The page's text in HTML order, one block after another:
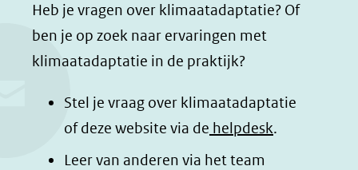
Heb je vragen over klimaatadaptatie? Of
ben je op zoek naar ervaringen met
klimaatadaptatie in de praktijk?
Stel je vraag over klimaatadaptatie
of deze website via de helpdesk.
Leer van anderen via het team